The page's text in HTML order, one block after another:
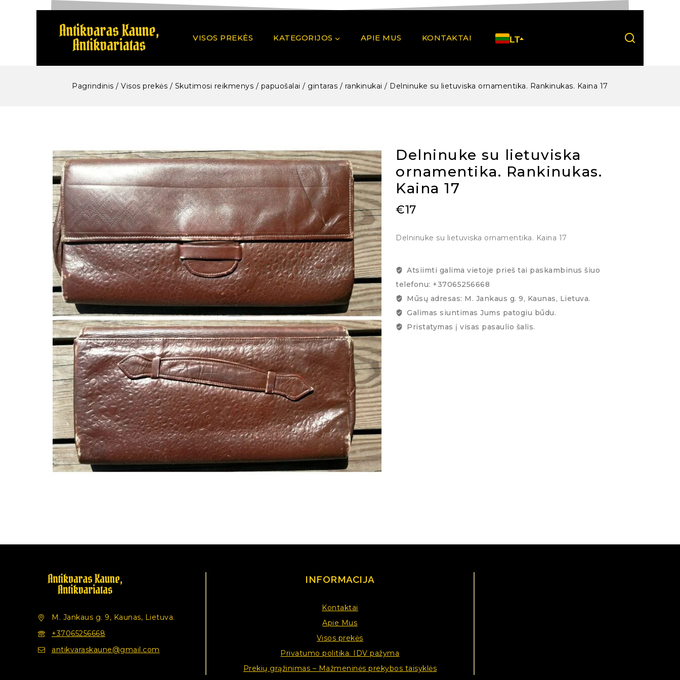
VISOS PREKĖS KATEGORIJOS APIE MUS KONTAKTAI LT
Pagrindinis / Visos prekės / Skutimosi reikmenys / papuošalai / gintaras / rankinukai / Delninuke su lietuviska ornamentika. Rankinukas. Kaina 17
Delninuke su lietuviska
ornamentika. Rankinukas.
Kaina 17
€17
Delninuke su lietuviska ornamentika. Kaina 17
Atsiimti galima vietoje prieš tai paskambinus šiuo
telefonu: +37065256668
Mūsų adresas: M. Jankaus g. 9, Kaunas, Lietuva.
Galimas siuntimas Jums patogiu būdu.
Pristatymas į visas pasaulio šalis.
M. Jankaus g. 9, Kaunas, Lietuva.
+37065256668
antikvaraskaune@gmail.com
INFORMACIJA
Kontaktai
Apie Mus
Visos prekės
Privatumo politika. IDV pažyma
Prekių grąžinimas – Mažmeninės prekybos taisyklės